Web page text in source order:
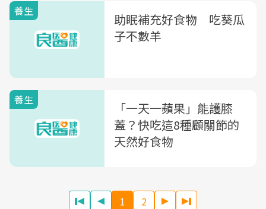
養生
助眠補充好食物 吃葵瓜
子不數羊
養生
「一天一蘋果」能護膝
蓋？快吃這8種顧關節的
天然好食物
1 2